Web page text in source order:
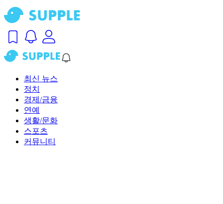
최신 뉴스
정치
경제/금융
연예
생활/문화
스포츠
커뮤니티